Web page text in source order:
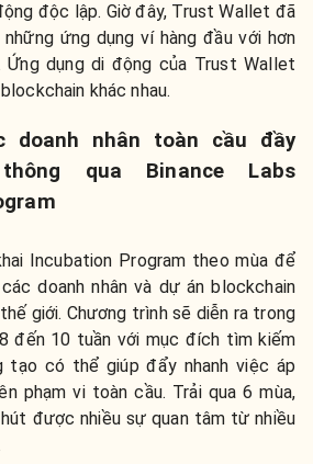
độc lập. Giờ đây, Trust Wallet đã
ứng dụng ví hàng đầu với hơn
Ứng dụng di động của Trust Wallet
khác nhau.
doanh nhân toàn cầu đầy
qua Binance Labs
Incubation Program theo mùa để
doanh nhân và dự án blockchain
giới. Chương trình sẽ diễn ra trong
đến 10 tuần với mục đích tìm kiếm
tạo có thể giúp đẩy nhanh việc áp
phạm vi toàn cầu. Trải qua 6 mùa,
được nhiều sự quan tâm từ nhiều